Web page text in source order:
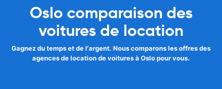
Oslo comparaison des
voitures de location
Gagnez du temps et de l'argent. Nous comparons les offres des
agences de location de voitures à Oslo pour vous.